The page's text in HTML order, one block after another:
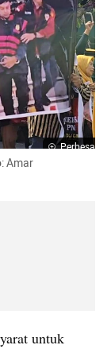
Perbesar
Amar
untuk